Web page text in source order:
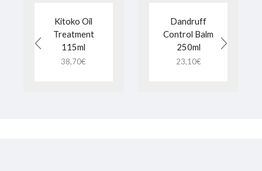
Kitoko Oil
Treatment
115ml
38,70€
Dandruff
Control Balm
250ml
23,10€